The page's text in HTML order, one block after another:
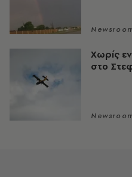
Χωρίς
στο